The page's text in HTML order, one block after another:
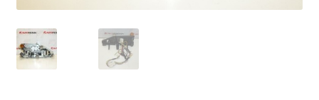
Procedimento de Reclamação